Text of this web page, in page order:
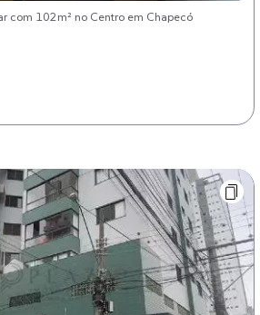
com 102m² no Centro em Chapecó